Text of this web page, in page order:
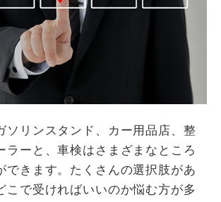
ソリンスタンド、カー用品店、整
ラーと、車検はさまざまなところ
できます。たくさんの選択肢があ
こで受ければいいのか悩む方が多